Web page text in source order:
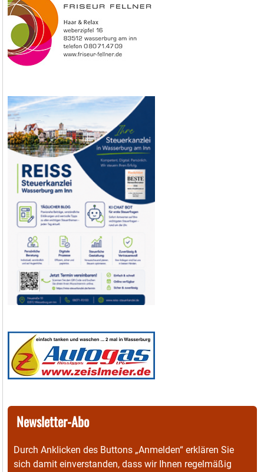
Newsletter-Abo
Durch Anklicken des Buttons „Anmelden“ erklären Sie
sich damit einverstanden, dass wir Ihnen regelmäßig